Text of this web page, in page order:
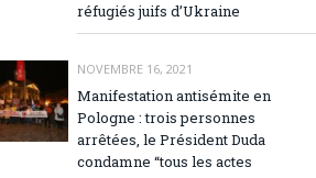
réfugiés juifs d’Ukraine
NOVEMBRE 16, 2021
Manifestation antisémite en
Pologne : trois personnes
arrêtées, le Président Duda
condamne “tous les actes